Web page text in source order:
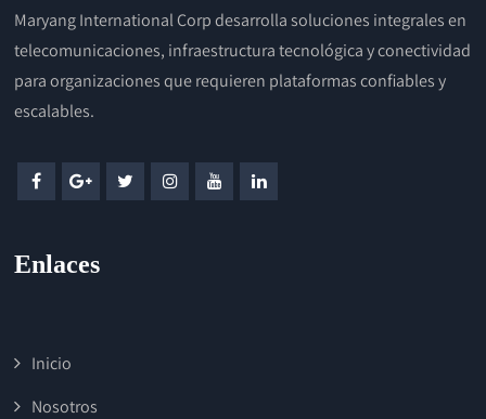
Maryang International Corp desarrolla soluciones integrales en
telecomunicaciones, infraestructura tecnológica y conectividad
para organizaciones que requieren plataformas confiables y
escalables.
Enlaces
Inicio
Nosotros